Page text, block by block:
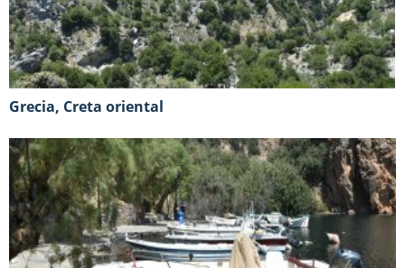
Grecia, Creta oriental